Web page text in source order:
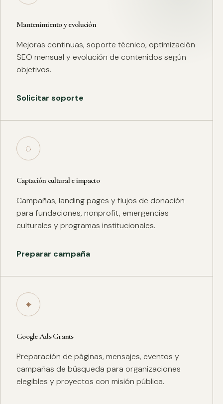
Mantenimiento y evolución
Mejoras continuas, soporte técnico, optimización
SEO mensual y evolución de contenidos según
objetivos.
Solicitar soporte
◌
Captación cultural e impacto
Campañas, landing pages y flujos de donación
para fundaciones, nonprofit, emergencias
culturales y programas institucionales.
Preparar campaña
⌖
Google Ads Grants
Preparación de páginas, mensajes, eventos y
campañas de búsqueda para organizaciones
elegibles y proyectos con misión pública.